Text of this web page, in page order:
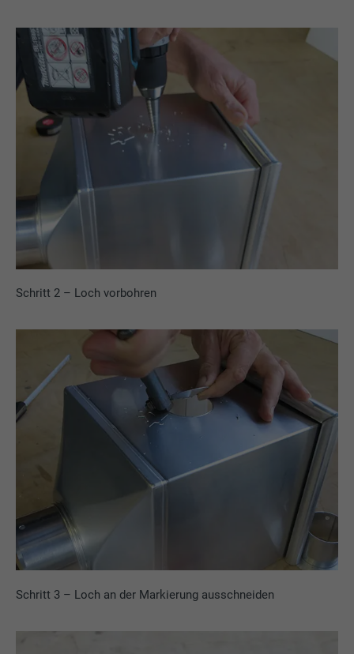
Schritt 2 – Loch vorbohren
Schritt 3 – Loch an der Markierung ausschneiden